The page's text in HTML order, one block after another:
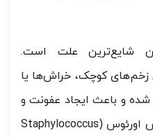
شایع‌ترین علت است.
زخم‌های کوچک، خراش‌ها یا
و باعث ایجاد عفونت و
جوش شوند. استافیلوکوکوس اورئوس (Staphylococcus